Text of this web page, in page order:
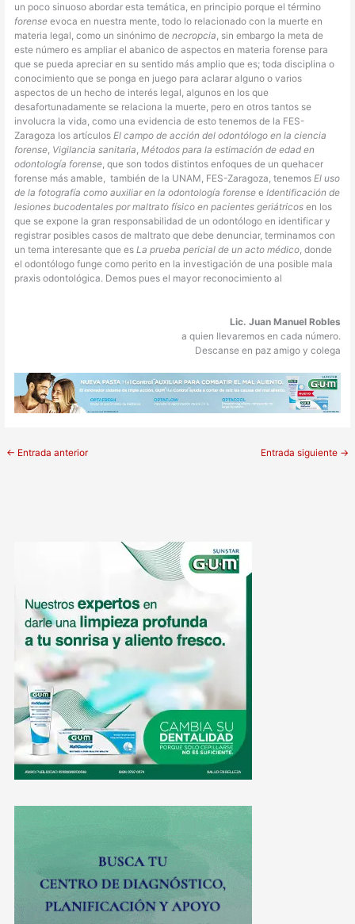
un poco sinuoso abordar esta temática, en principio porque el término
forense evoca en nuestra mente, todo lo relacionado con la muerte en
materia legal, como un sinónimo denecropcia , sin embargo la meta de
este número es ampliar el abanico de aspectos en materia forense para
que se pueda apreciar en su sentido más amplio que es; toda disciplina o
conocimiento que se ponga en juego para aclarar alguno o varios
aspectos de un hecho de interés legal, algunos en los que
desafortunadamente se relaciona la muerte, pero en otros tantos se
involucra la vida, como una evidencia de esto tenemos de la FES-
Zaragoza los artículosEl campo de acción del odontólogo en la ciencia
forense Vigilancia sanitaria ,Métodos para la estimación de edad en
odontología forense , que son todos distintos enfoques de un quehacer
forense más amable,
también de la UNAM, FES-Zaragoza, tenemosEl uso
de la fotografía como auxiliar en la odontología forense eIdentificación de
lesiones bucodentales por maltrato físico en pacientes geriátricos en los
que se expone la gran responsabilidad de un odontólogo en identificar y
registrar posibles casos de maltrato que debe denunciar, terminamos con
un tema interesante que esLa prueba pericial de un acto médico , donde
el odontólogo funge como perito en la investigación de una posible mala
praxis odontológica. Demos pues el mayor reconocimiento al
Lic. Juan Manuel Robles
a quien llevaremos en cada número.
Descanse en paz amigo y colega
← Entrada anterior Entrada siguiente →